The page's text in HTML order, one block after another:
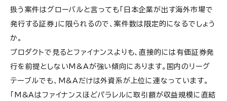
扱う案件はグローバルと言っても「日本企業が出す海外市場で
発行する証券」に限られるので、案件数は限定的になるでしょう
か。
プロダクトで見るとファイナンスよりも、直接的には有価証券発
行を前提としないM&Aが強い傾向にあります。国内のリーグ
テーブルでも、M&Aだけは外資系が上位に連なっています。
「M&Aはファイナンスほどパラレルに取引額が収益規模に直結